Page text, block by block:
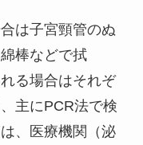
は子宮頸管のぬ
棒などで拭
る場合はそれぞ
主にPCR法で検
、医療機関（泌